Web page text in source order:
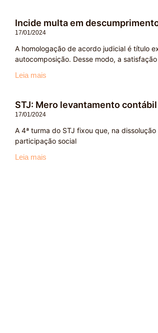
Incide multa em
17/01/2024
A homologação de acordo judicial é título
autocomposição. Desse modo, a
Leia mais
STJ: Mero levantamento
17/01/2024
A 4ª turma do STJ fixou que, na
participação social
Leia mais